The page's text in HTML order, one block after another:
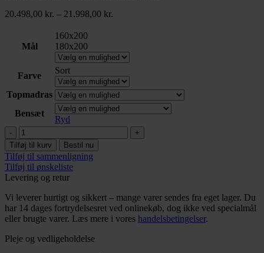
20.498,00 kr. – 21.998,00 kr.
Mål
160x200
180x200
Farve
Sort
Topmadras
Bensæt
Ryd
Vision
elevation
160/180×200
antal
Tilføj til kurv Bestil nu
Tilføj til sammenligning
Tilføj til ønskeliste
Levering og retur
Vi leverer hurtigt og sikkert – mange varer sendes fra eget lager. Du
har 14 dages fortrydelsesret ved onlinekøb, dog ikke ved specialmål
eller brugte varer. Læs mere i vores handelsbetingelser.
Pleje og vedligeholdelse